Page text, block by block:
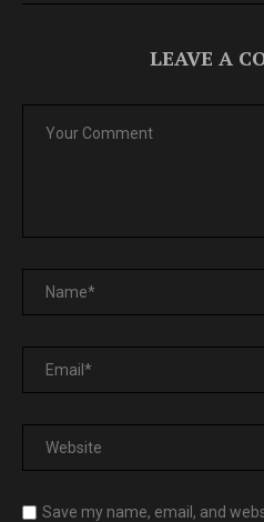
LEAVE A
Save my name, email, and